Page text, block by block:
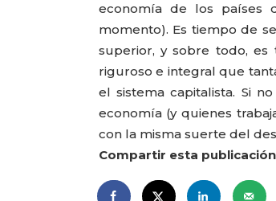
economía de los países
momento). Es tiempo de
superior, y sobre todo,
riguroso e integral que
el sistema capitalista. Si
economía (y quienes
con la misma suerte del
Compartir esta